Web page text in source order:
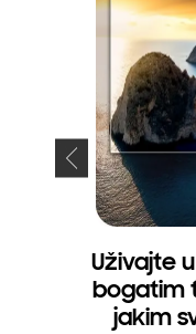
Uživajte
bogatim
jakim